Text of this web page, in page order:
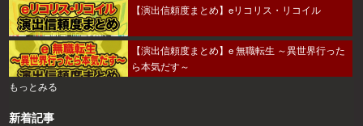
【演出信頼度まとめ】eリコリス・リコイル
【演出信頼度まとめ】e 無職転生 ～異世界行った
ら本気だす～
もっとみる
新着記事